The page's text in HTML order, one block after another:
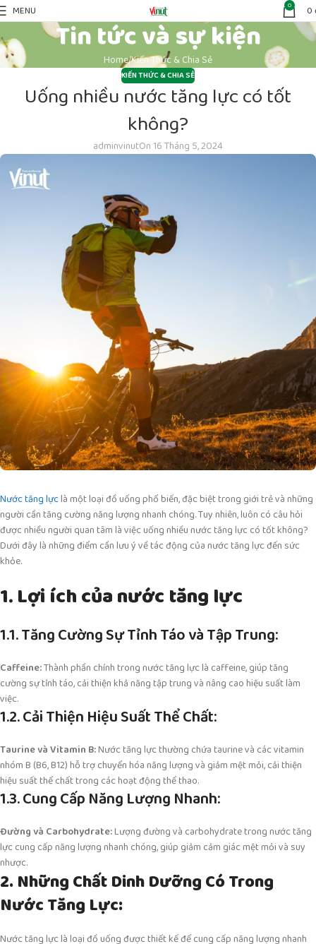
MENU 0 0
Tin tức và sự kiện
HomeKiến Thức & Chia Sẻ
KIẾN THỨC & CHIA SẺ
Uống nhiều nước tăng lực có tốt
không?
adminvinutOn 16 Tháng 5, 2024
Nước tăng lựclà một loại đồ uống phổ biến, đặc biệt trong giới trẻ và những
người cần tăng cường năng lượng nhanh chóng. Tuy nhiên, luôn có câu hỏi
được nhiều người quan tâm là việc uống nhiều nước tăng lực có tốt không?
Dưới đây là những điểm cần lưu ý về tác động của nước tăng lực đến sức
khỏe.
1. Lợi ích của nước tăng lực
1.1. Tăng Cường Sự Tỉnh Táo và Tập Trung:
Caffeine:Thành phần chính trong nước tăng lực là caffeine, giúp tăng
cường sự tỉnh táo, cải thiện khả năng tập trung và nâng cao hiệu suất làm
việc.
1.2. Cải Thiện Hiệu Suất Thể Chất:
Taurine và Vitamin B:Nước tăng lực thường chứa taurine và các vitamin
nhóm B (B6, B12) hỗ trợ chuyển hóa năng lượng và giảm mệt mỏi, cải thiện
hiệu suất thể chất trong các hoạt động thể thao.
1.3. Cung Cấp Năng Lượng Nhanh:
Đường và Carbohydrate:Lượng đường và carbohydrate trong nước tăng
lực cung cấp năng lượng nhanh chóng, giúp giảm cảm giác mệt mỏi và suy
nhược.
2. Những Chất Dinh Dưỡng Có Trong
Nước Tăng Lực:
Nước tăng lực là loại đồ uống được thiết kế để cung cấp năng lượng nhanh